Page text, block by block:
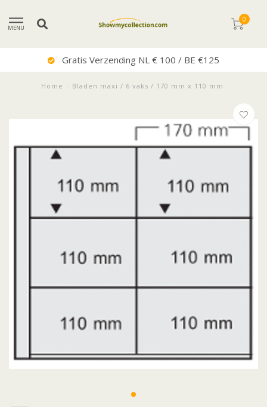
MENU
0
Gratis Verzending NL € 100 / BE €125
Home Bladen maxi / 6 vaks / 170 mm x 110 mm